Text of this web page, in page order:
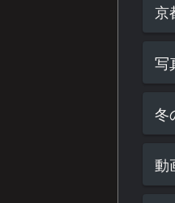
京
写
冬
動